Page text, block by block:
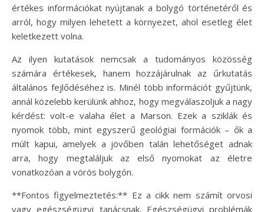
értékes információkat nyújtanak a bolygó történetéről és
arról, hogy milyen lehetett a környezet, ahol esetleg élet
keletkezett volna.
Az ilyen kutatások nemcsak a tudományos közösség
számára értékesek, hanem hozzájárulnak az űrkutatás
általános fejlődéséhez is. Minél több információt gyűjtünk,
annál közelebb kerülünk ahhoz, hogy megválaszoljuk a nagy
kérdést: volt-e valaha élet a Marson. Ezek a sziklák és
nyomok több, mint egyszerű geológiai formációk – ők a
múlt kapui, amelyek a jövőben talán lehetőséget adnak
arra, hogy megtaláljuk az első nyomokat az életre
vonatkozóan a vörös bolygón.
**Fontos figyelmeztetés:** Ez a cikk nem számít orvosi
vagy egészségügyi tanácsnak. Egészségügyi problémák